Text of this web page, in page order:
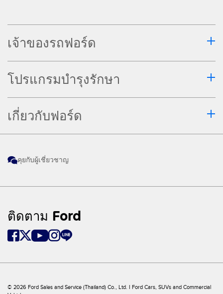
การสตาร์ทรถระยะไกลควรปฏิบัติอย่าง
สภาพแวดล้อมของรถคุณเท่านั้น รถยนต์จะถูก
ปรับให้อยู่ในสภาพการตั้งค่าล่าสุดที่กำหนดไว้
การตรวจสอบสถานะรถยนต์ การรายงาน
สถานะรถหรือการแจ้งเตือนผ่านอุปกรณ์ใดๆ
บำรุงรักษาตามปกติ เมื่อใดก็ตาม หากคุณเชื่อ
โปรดปรึกษาผู้เชี่ยวชาญเพื่อขอรับการวินิจฉัย
อัจฉริยะพร้อมระบบควบคุมรถให้อยู่กลางช่อง
ทางทำงานที่ความเร็ว 20 กม./ชม. เป็นต้นไป
เทคโนโลยีช่วยขับขี่อัจฉริยะเป็นเพียง
สามารถทดแทนสมาธิ การตัดสินใจ และการ
ละเอียดและข้อจำกัดต่างๆ จากคู่มือผู้ใช้รถ
เจ้าของรถฟอร์ด
โปรแกรมบำรุงรักษา
เกี่ยวกับฟอร์ด
คุยกับผู้เชี่ยวชาญ
ติดตาม Ford
© 2026 Ford Sales and Service (Thailand) Co., Ltd. I Ford Cars, SUVs and Commercial